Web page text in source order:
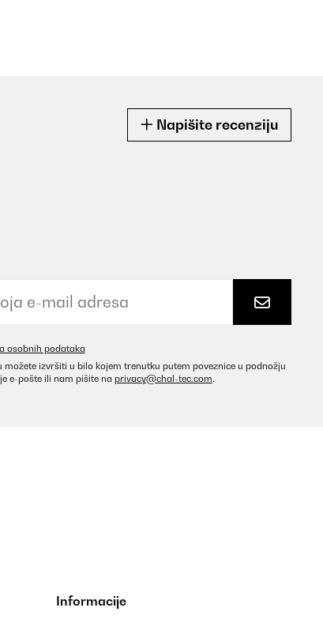
Napišite recenziju
osobnih podataka
možete izvršiti u bilo kojem trenutku putem poveznice u podnožju
e-pošte ili nam pišite na privacy@chal-tec.com.
Informacije